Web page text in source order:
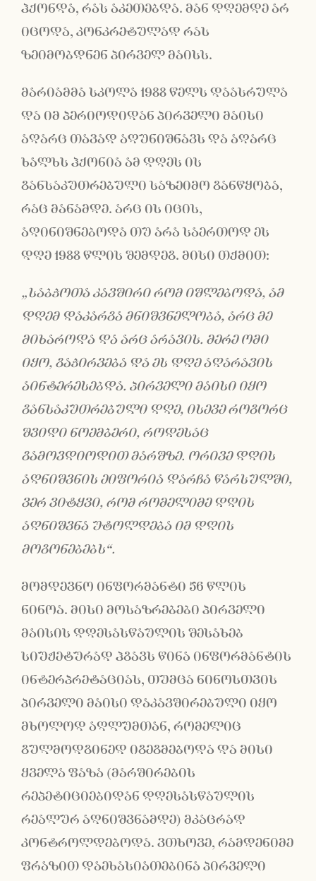
ჰქონდა, რას აკეთებდა. მან დღემდე არ
იცოდა, კონკრეტულად რას
ზეიმობდნენ პირველ მაისს.
მარიამმა სკოლა 1988 წელს დაასრულა
და იმ პერიოდიდან პირველი მაისი
აღარც თავად აღუნიშნავს და აღარც
ხალხს ჰქონია ამ დღეს ის
განსაკუთრებული საზეიმო განწყობა,
რაც მანამდე. არც ის იცის,
აღინიშნებოდა თუ არა საერთოდ ეს
დღე 1988 წლის შემდეგ. მისი თქმით:
„საბჭოთა კავშირი რომ იშლებოდა, ამ
დღემ დაკარგა მნიშვნელობა, არც მე
მიხაროდა და არც არავის. მერე ომი
იყო, გაჭირვება და ეს დღე აღარავის
აინტერესებდა. პირველი მაისი იყო
განსაკუთრებული დღე, ისევე როგორც
შვიდი ნოემბერი, როდესაც
გამოვდიოდით მარშზე. ორივე დღის
აღნიშვნის ეიფორია დარჩა წარსულში,
ვერ ვიტყვი, რომ რომელიმე დღის
აღნიშვნა უტოლდება იმ დღის
მოგონებებს“.
მომდევნო ინფორმანტი 56 წლის
ნინოა. მისი მოსაზრებები პირველი
მაისის დღესასწაულის შესახებ
სიუჟეტურად ჰგავს წინა ინფორმანტის
ინტერპრეტაციას, თუმცა ნინოსთვის
პირველი მაისი დაკავშირებული იყო
მხოლოდ აღლუმთან, რომელიც
გულმოდგინედ იგეგმებოდა და მისი
ყველა ფაზა (მარშირების
რეპეტიციებიდან დღესასწაულის
რეალურ აღნიშვნამდე) მკაცრად
კონტროლდებოდა. ვთხოვე, რამდენიმე
ფრაზით დაეხასიათებინა პირველი